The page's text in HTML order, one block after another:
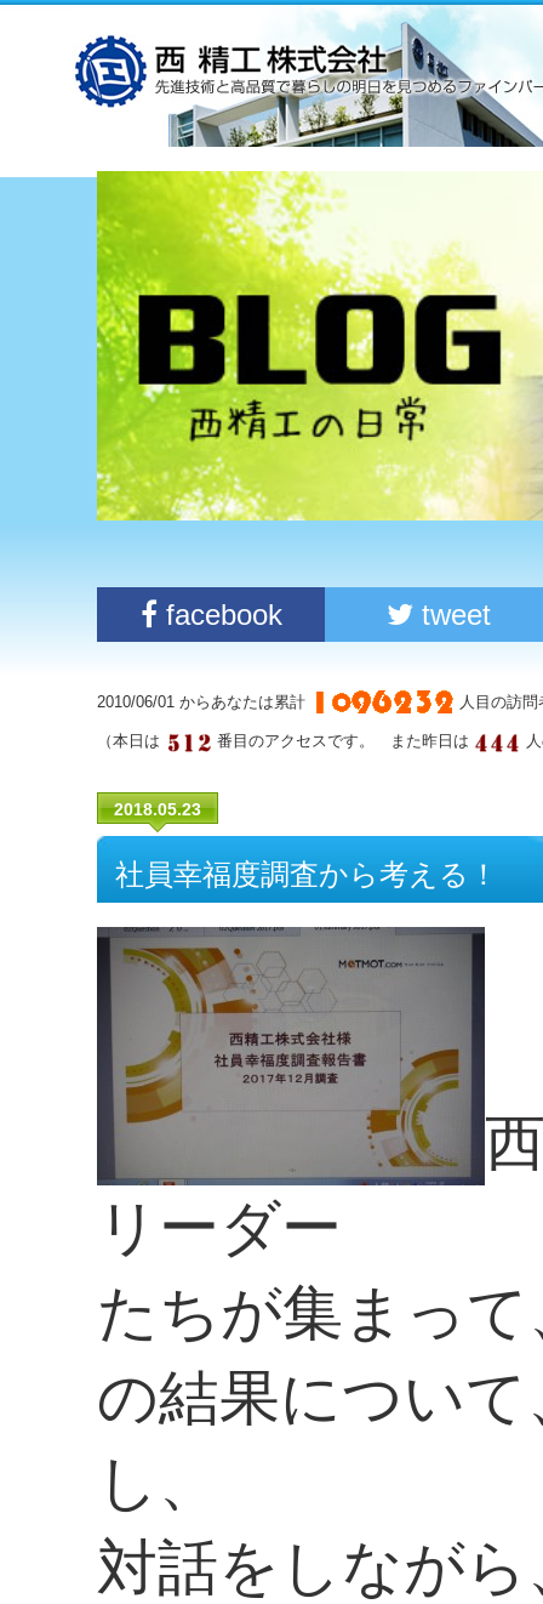
facebook tweet
2010/06/01 からあなたは累計 人目の訪
（本日は 番目のアクセスです。 また昨日は
2018.05.23
社員幸福度調査から考える！
リーダー
たちが集まっ
の結果につい
し、
対話をしなが